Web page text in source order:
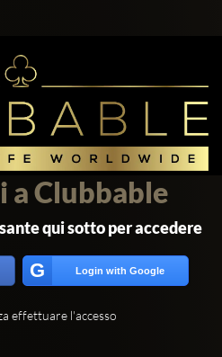
a Clubbable
qui sotto per accedere
G Login with Google
effettuare l'accesso